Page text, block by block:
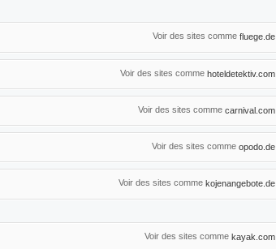
Voir des sites comme fluege.de
Voir des sites comme hoteldetektiv.com
Voir des sites comme carnival.com
Voir des sites comme opodo.de
Voir des sites comme kojenangebote.de
Voir des sites comme kayak.com